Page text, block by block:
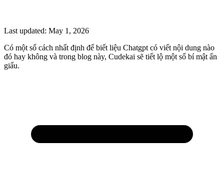
Last updated: May 1, 2026
Có một số cách nhất định để biết liệu Chatgpt có viết nội dung nào
đó hay không và trong blog này, Cudekai sẽ tiết lộ một số bí mật ẩn
giấu.